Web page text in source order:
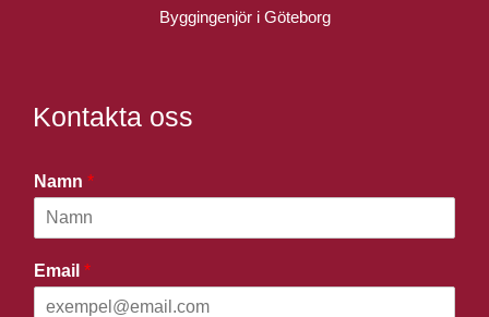
Byggingenjör i Göteborg
Kontakta oss
Namn *
Email *